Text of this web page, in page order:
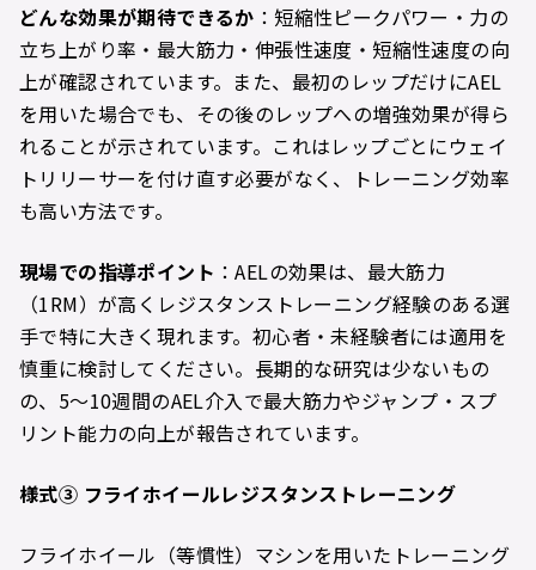
どんな効果が期待できるか ：短縮性ピークパワー・力の
立ち上がり率・最大筋力・伸張性速度・短縮性速度の向
上が確認されています。また、最初のレップだけにAEL
を用いた場合でも、その後のレップへの増強効果が得ら
れることが示されています。これはレップごとにウェイ
トリリーサーを付け直す必要がなく、トレーニング効率
も高い方法です。
現場での指導ポイント ：AELの効果は、最大筋力
（1RM）が高くレジスタンストレーニング経験のある選
手で特に大きく現れます。初心者・未経験者には適用を
慎重に検討してください。長期的な研究は少ないもの
の、5〜10週間のAEL介入で最大筋力やジャンプ・スプ
リント能力の向上が報告されています。
様式③ フライホイールレジスタンストレーニング
フライホイール（等慣性）マシンを用いたトレーニング